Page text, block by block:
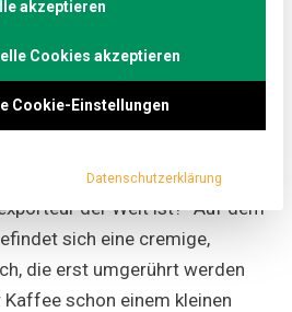
„Monsieur Vuong“ mit
Vuong, Besitzer des
„Wussten Sie, dass Vietnam
der Welt ist?“ Auf dem
sich eine cremige,
die erst umgerührt werden
schon einem kleinen
akzeptieren
Cookies akzeptieren
Cookie-Einstellungen
Datenschutzerklärung